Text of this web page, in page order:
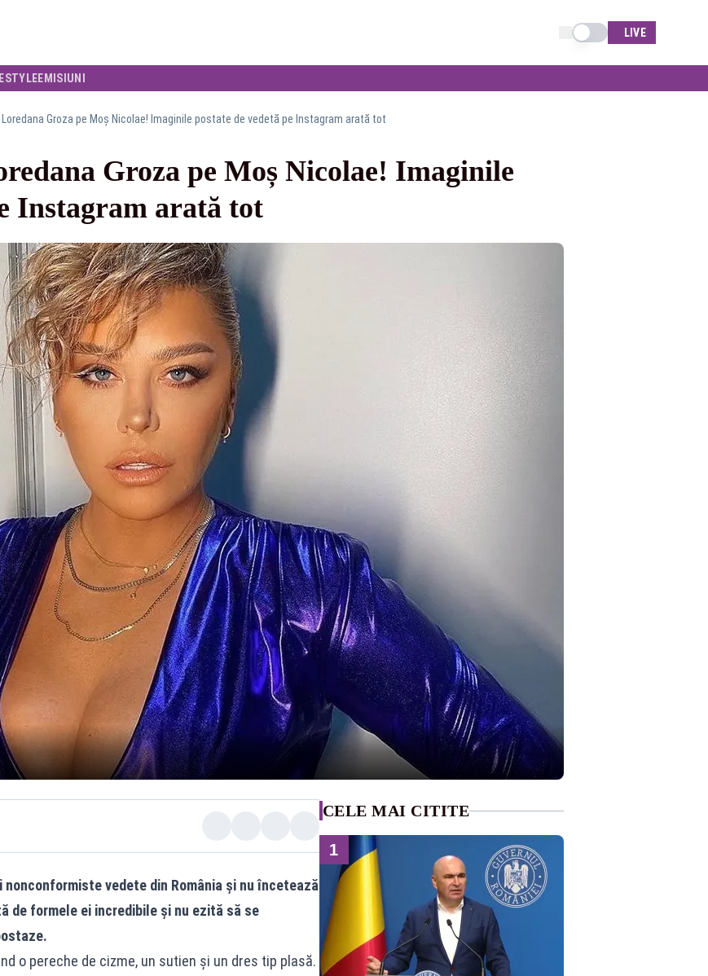
Schimba tema
LIVE
EMISIUNI
Groza pe Moș Nicolae! Imaginile postate de vedetă pe Instagram arată tot
Groza pe Moș Nicolae! Imaginile
Instagram arată tot
vedete din România și nu încetează
formele ei incredibile și nu ezită să se
o pereche de cizme, un sutien și un dres tip plasă.
CELE MAI CITITE
1